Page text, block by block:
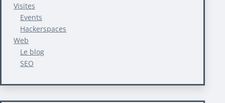
Visites
Events
Hackerspaces
Web
Le blog
SEO